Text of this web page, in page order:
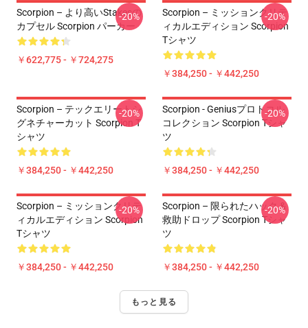
Scorpion – より高いStakesの
カプセル Scorpion パーカー
￥622,775 - ￥724,275
-20%
Scorpion – ミッションクリテ
ィカルエディション Scorpion
Tシャツ
￥384,250 - ￥442,250
-20%
Scorpion – テックエリートシ
グネチャーカット Scorpion T
シャツ
￥384,250 - ￥442,250
-20%
Scorpion - Geniusプロトコル
コレクション Scorpion Tシャ
ツ
￥384,250 - ￥442,250
-20%
Scorpion – ミッションクリテ
ィカルエディション Scorpion
Tシャツ
￥384,250 - ￥442,250
-20%
Scorpion – 限られたハック &
救助ドロップ Scorpion Tシャ
ツ
￥384,250 - ￥442,250
-20%
もっと見る